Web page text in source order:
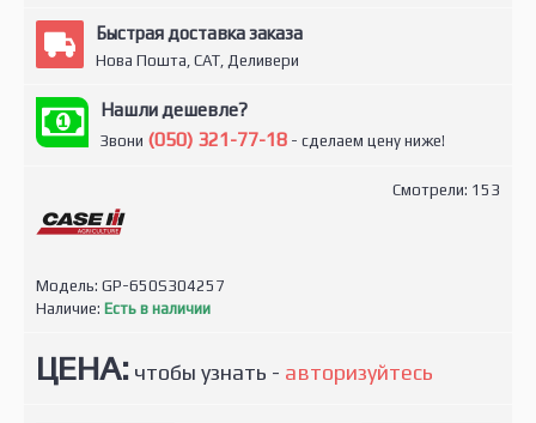
Быстрая доставка заказа
Нова Пошта, САТ, Деливери
Нашли дешевле?
Звони (050) 321-77-18 - сделаем цену ниже!
Смотрели: 153
Модель: GP-650S304257
Наличие: Есть в наличии
ЦЕНА: чтобы узнать - авторизуйтесь